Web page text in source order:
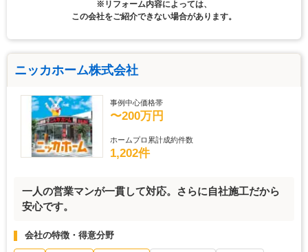
※リフォーム内容によっては、
この会社をご紹介できない場合があります。
ニッカホーム株式会社
事例中心価格帯
〜200万円
ホームプロ累計成約件数
1,202件
一人の営業マンが一貫して対応。さらに自社施工だから
安心です。
会社の特徴・得意分野